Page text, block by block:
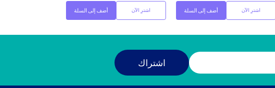
أضف إلى السلة اشترِ الآن أضف إلى السلة اشترِ الآن
اشتراك